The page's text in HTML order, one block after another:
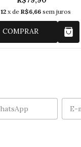
12 x de R$6,66 sem juros
COMPRAR